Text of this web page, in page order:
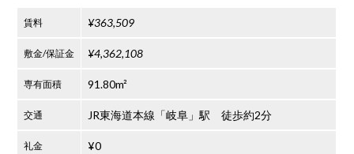
賃料 ¥363,509
敷金/保証金 ¥4,362,108
専有面積 91.80m²
交通 JR東海道本線「岐阜」駅 徒歩約2分
礼金 ¥0